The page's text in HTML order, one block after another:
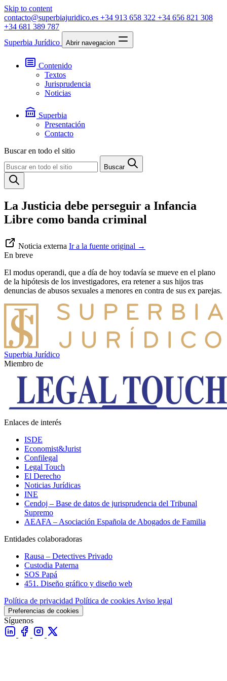
Skip to content
contacto@superbiajuridico.es +34 913 658 322 +34 656 821 308
+34 681 389 787
Superbia Jurídico
Abrir navegacion
Contenido
Textos
Jurisprudencia
Noticias
Superbia
Presentación
Contacto
Buscar en todo el sitio
Buscar
La Justicia debe perseguir a Infancia
Libre como banda criminal
Noticia externa Ir a la fuente original →
En breve
El modus operandi, que a día de hoy todavía se mueve en el plano
de la hipótesis de los investigadores, era retener a sus hijos tras
denuncias de abusos sexuales a menores en contra de sus ex parejas.
Superbia Jurídico
Miembro de
Enlaces de interés
ISDE
Economist&Jurist
Confilegal
Legal Touch
El Derecho
Noticias Jurídicas
INE
Cendoj – Base de datos de jurisprudencia del Tribunal
Supremo
AEAFA – Asociación Española de Abogados de Familia
Entidades colaboradoras
Rausa – Detectives Privado
Custodia Paterna
SOS Papá
451. Diseño gráfico y diseño web
Política de privacidad Política de cookies Aviso legal
Preferencias de cookies
Síguenos